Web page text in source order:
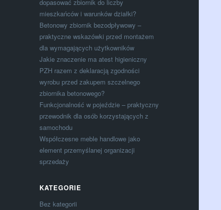
dopasować zbiornik do liczby
mieszkańców i warunków działki?
Betonowy zbiornik bezodpływowy –
praktyczne wskazówki przed montażem
dla wymagających użytkowników
Jakie znaczenie ma atest higieniczny
PZH razem z deklaracją zgodności
wyrobu przed zakupem szczelnego
zbiornika betonowego?
Funkcjonalność w pojeździe – praktyczny
przewodnik dla osób korzystających z
samochodu
Współczesne meble handlowe jako
element przemyślanej organizacji
sprzedaży
KATEGORIE
Bez kategorii